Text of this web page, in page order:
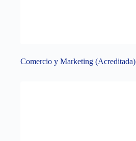
Comercio y Marketing (Acreditada)